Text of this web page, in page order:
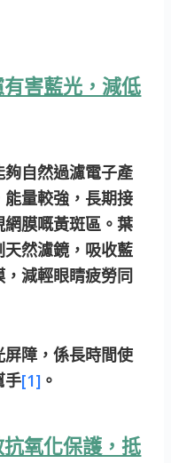
害藍光，減低
自然過濾電子產
量較強，長期接
膜嘅黃斑區。葉
然濾鏡，吸收藍
減輕眼睛疲勞同
障，係長時間使
手[1] 。
氧化保護，抵